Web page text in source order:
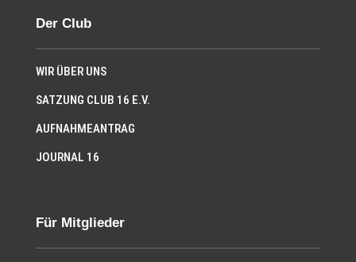
Der Club
WIR ÜBER UNS
SATZUNG CLUB 16 E.V.
AUFNAHMEANTRAG
JOURNAL 16
Für Mitglieder